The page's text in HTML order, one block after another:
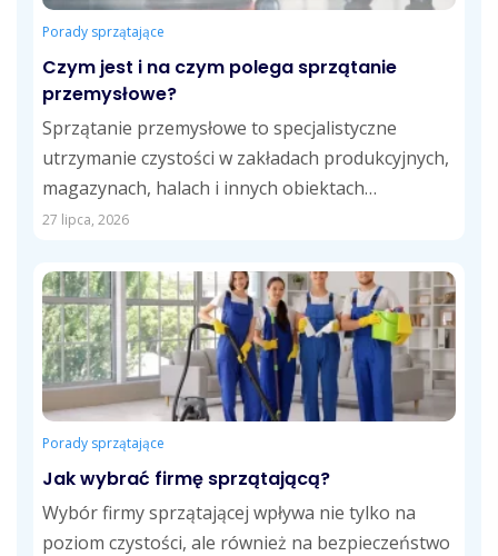
Porady sprzątające
Czym jest i na czym polega sprzątanie
przemysłowe?
Sprzątanie przemysłowe to specjalistyczne
utrzymanie czystości w zakładach produkcyjnych,
magazynach, halach i innych obiektach
przemysłowych. Obejmuje usuwanie pyłów,
27 lipca, 2026
Porady sprzątające
Jak wybrać firmę sprzątającą?
Wybór firmy sprzątającej wpływa nie tylko na
poziom czystości, ale również na bezpieczeństwo